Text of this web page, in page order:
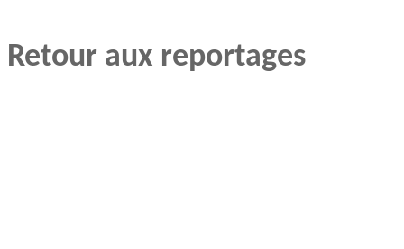
Retour aux reportages